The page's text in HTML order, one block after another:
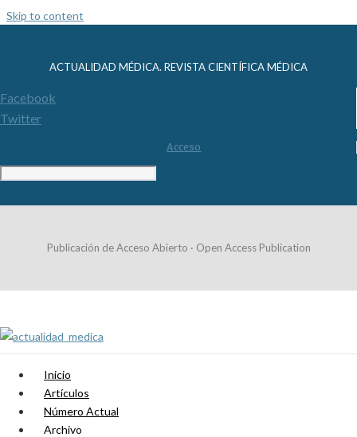
Skip to content
ACTUALIDAD MÉDICA. REVISTA CIENTÍFICA MÉDICA
Facebook
Twitter
Acceso
Publicación de Acceso Abierto · Open Access Publication
Inicio
Artículos
Número Actual
Archivo